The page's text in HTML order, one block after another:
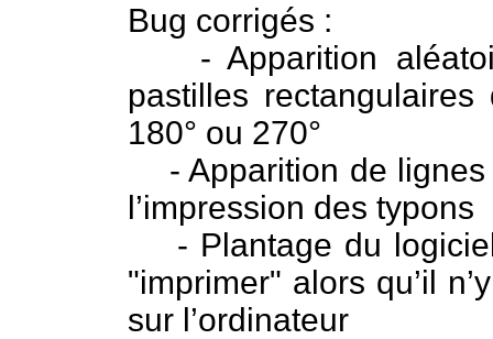
Bug corrigés :
- Apparition
pastilles
180° ou 270°
- Apparition de lignes
l’impression des typons
- Plantage du logiciel
"imprimer" alors qu’il
sur l’ordinateur